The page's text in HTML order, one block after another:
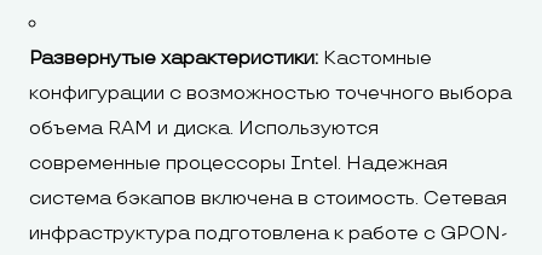
Развернутые характеристики: Кастомные
конфигурации с возможностью точечного выбора
объема RAM и диска. Используются
современные процессоры Intel. Надежная
система бэкапов включена в стоимость. Сетевая
инфраструктура подготовлена к работе с GPON-